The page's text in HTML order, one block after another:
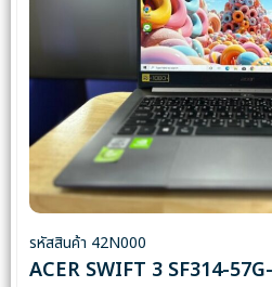
รหัสสินค้า 42N000
ACER SWIFT 3 SF314-